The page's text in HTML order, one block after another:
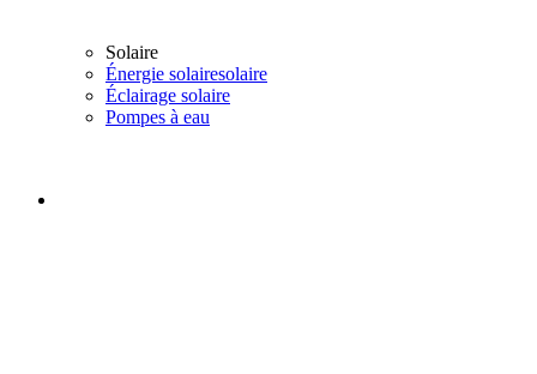
Solaire
Énergie solairesolaire
Éclairage solaire
Pompes à eau